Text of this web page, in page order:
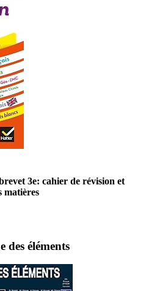
3e: cahier de révision et
matières
des éléments